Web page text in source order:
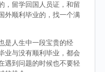
，留学回国人员证，和留
外顺利毕业的，找一个满
是人生中一段宝贵的经
业与没有顺利毕业，都会
遇到问题的时候也不要轻